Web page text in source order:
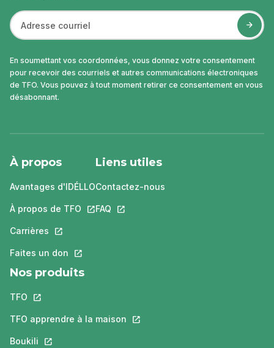
En soumettant vos coordonnées, vous donnez votre consentement
pour recevoir des courriels et autres communications électroniques
de TFO. Vous pouvez à tout moment retirer ce consentement en vous
désabonnant.
À propos
Avantages d'IDÉLLO
À propos de TFO Ce lien s'ouvrira dans un nouvel onglet.
Carrières Ce lien s'ouvrira dans un nouvel onglet.
Faites un don Ce lien s'ouvrira dans un nouvel onglet.
Liens utiles
Contactez-nous
FAQ Ce lien s'ouvrira dans un nouvel
Nos produits
TFO Ce lien s'ouvrira dans un nouvel onglet.
TFO apprendre à la maison Ce lien s'ouvrira dans un nouvel
Boukili Ce lien s'ouvrira dans un nouvel onglet.